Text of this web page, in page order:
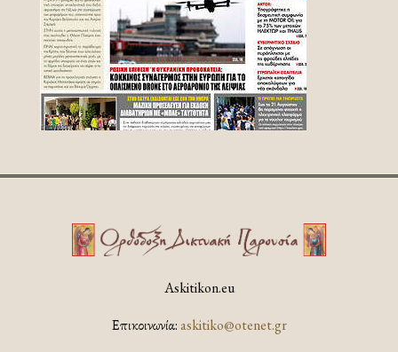
Askitikon.eu
Επικοινωνία:askitiko@otenet.gr